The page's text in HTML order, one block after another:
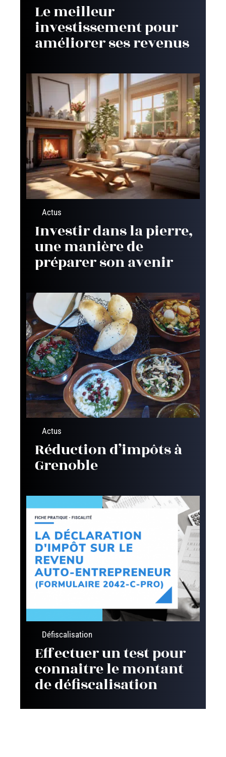
Le meilleur
investissement pour
améliorer ses revenus
Actus
Investir dans la pierre,
une manière de
préparer son avenir
Actus
Réduction d’impôts à
Grenoble
Défiscalisation
Effectuer un test pour
connaitre le montant
de défiscalisation